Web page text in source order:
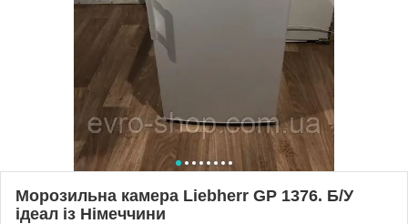
Морозильна камера Liebherr GP 1376. Б/У
ідеал із Німеччини